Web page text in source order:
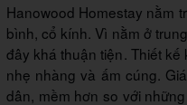
Hanowood Homestay nằm
bình, cổ kính. Vì nằm ở
đây khá thuận tiện. Thiết
nhẹ nhàng và ấm cúng.
dân, mềm hơn so với